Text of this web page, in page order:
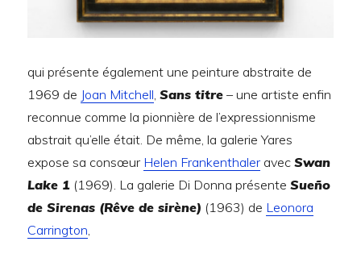
qui présente également une peinture abstraite de
1969 de Joan Mitchell ,Sans titre – une artiste enfin
reconnue comme la pionnière de l’expressionnisme
abstrait qu’elle était. De même, la galerie Yares
expose sa consœur Helen Frankenthaler avecSwan
Lake 1 (1969). La galerie Di Donna présenteSueño
de Sirenas (Rêve de sirène) (1963) de Leonora
Carrington